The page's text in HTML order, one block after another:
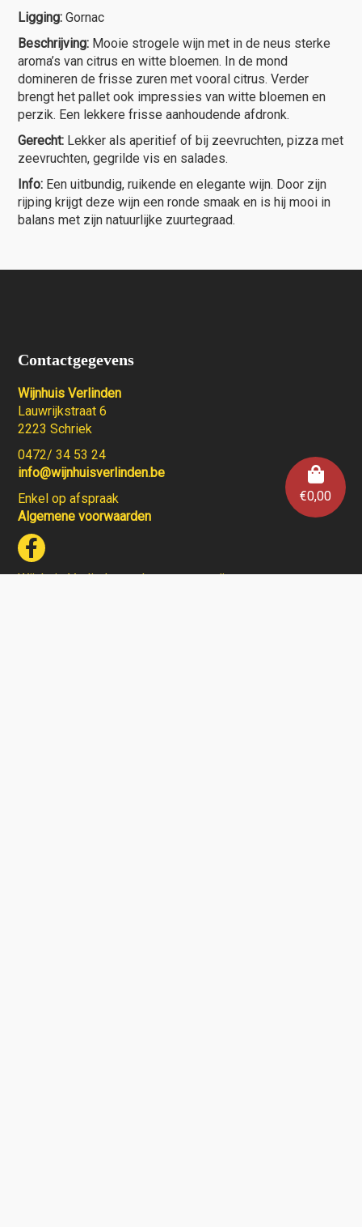
€0,00
Ligging: Gornac
Beschrijving: Mooie strogele wijn met in de neus sterke
aroma’s van citrus en witte bloemen. In de mond
domineren de frisse zuren met vooral citrus. Verder
brengt het pallet ook impressies van witte bloemen en
perzik. Een lekkere frisse aanhoudende afdronk.
Gerecht: Lekker als aperitief of bij zeevruchten, pizza met
zeevruchten, gegrilde vis en salades.
Info: Een uitbundig, ruikende en elegante wijn. Door zijn
rijping krijgt deze wijn een ronde smaak en is hij mooi in
balans met zijn natuurlijke zuurtegraad.
Contactgegevens
Wijnhuis Verlinden
Lauwrijkstraat 6
2223 Schriek
0472/ 34 53 24
info@wijnhuisverlinden.be
Enkel op afspraak
Algemene voorwaarden
Wijnhuis Verlinden verkoopt geen wijnen aan personen